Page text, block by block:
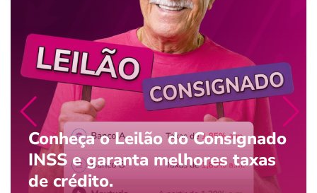
Conheça o Leilão do Consignado
INSS e garanta melhores taxas
de crédito.